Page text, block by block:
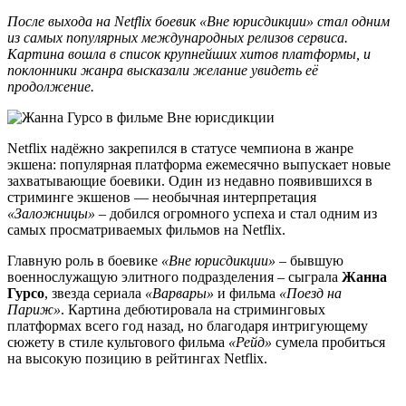
После выхода на Netflix боевик «Вне юрисдикции» стал одним
из самых популярных международных релизов сервиса.
Картина вошла в список крупнейших хитов платформы, и
поклонники жанра высказали желание увидеть её
продолжение.
Netflix надёжно закрепился в статусе чемпиона в жанре
экшена: популярная платформа ежемесячно выпускает новые
захватывающие боевики. Один из недавно появившихся в
стриминге экшенов — необычная интерпретация
«Заложницы» – добился огромного успеха и стал одним из
самых просматриваемых фильмов на Netflix.
Главную роль в боевике «Вне юрисдикции» – бывшую
военнослужащую элитного подразделения – сыграла Жанна
Гурсо, звезда сериала «Варвары» и фильма «Поезд на
Париж». Картина дебютировала на стриминговых
платформах всего год назад, но благодаря интригующему
сюжету в стиле культового фильма «Рейд» сумела пробиться
на высокую позицию в рейтингах Netflix.